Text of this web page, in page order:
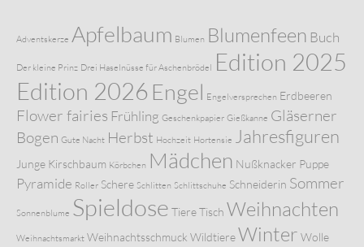
Adventskerze Apfelbaum Blumen Blumenfeen Buch
Der kleine Prinz Drei Haselnüsse für Aschenbrödel Edition 2025
Edition 2026 Engel Engelversprechen Erdbeeren
Flower fairies Frühling Geschenkpapier Gießkanne Gläserner
Bogen Gute Nacht Herbst Hochzeit Hortensie Jahresfiguren
Junge Kirschbaum Körbchen Mädchen Nußknacker Puppe
Pyramide Roller Schere Schlitten Schlittschuhe Schneiderin Sommer
Sonnenblume Spieldose TiereTisch Weihnachten
Weihnachtsmarkt Weihnachtsschmuck WildtiereWinter Wolle